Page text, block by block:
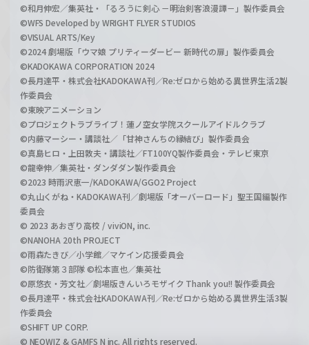
©和月伸宏／集英社・「るろうに剣心 －明治剣客浪漫譚－」製作委員会
©WFS Developed by WRIGHT FLYER STUDIOS
©VISUAL ARTS/Key
©2024 劇場版「ウマ娘 プリティーダービー 新時代の扉」製作委員会
©KADOKAWA CORPORATION 2024
©長月達平・株式会社KADOKAWA刊／Re:ゼロから始める異世界生活2製
作委員会
©東映アニメーション
©プロジェクトラブライブ！蓮ノ空女学院スクールアイドルクラブ
©内藤マーシー・講談社／「甘神さんちの縁結び」製作委員会
©真島ヒロ・上田敦夫・講談社／FT100YQ製作委員会・テレビ東京
©龍幸伸／集英社・ダンダダン製作委員会
©2023 時雨沢恵一/KADOKAWA/GGO2 Project
©丸山くがね・KADOKAWA刊／劇場版「オーバーロード」聖王国編製作
委員会
© 2023 あおぎり高校 / viviON, inc.
©NANOHA 20th PROJECT
©雨森たきび／小学館／マケイン応援委員会
©防衛隊第３部隊 ©松本直也／集英社
©原悠衣・芳文社／劇場版きんいろモザイク Thank you!! 製作委員会
©長月達平・株式会社KADOKAWA刊／Re:ゼロから始める異世界生活3製
作委員会
©SHIFT UP CORP.
© NEOWIZ & GAMFS N inc. All rights reserved.